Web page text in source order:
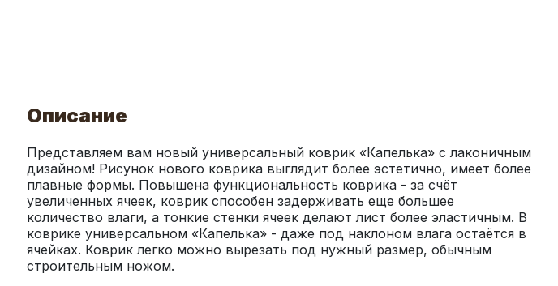
Описание
Представляем вам новый универсальный коврик «Капелька» с лаконичным
дизайном! Рисунок нового коврика выглядит более эстетично, имеет более
плавные формы. Повышена функциональность коврика - за счёт
увеличенных ячеек, коврик способен задерживать еще большее
количество влаги, а тонкие стенки ячеек делают лист более эластичным. В
коврике универсальном «Капелька» - даже под наклоном влага остаётся в
ячейках. Коврик легко можно вырезать под нужный размер, обычным
строительным ножом.